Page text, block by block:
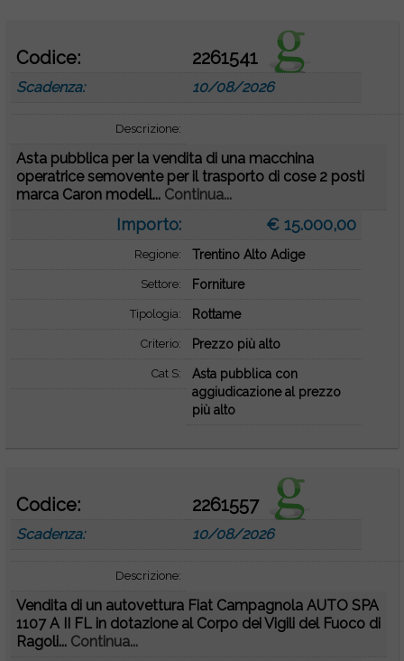
Codice: 2261541
Scadenza: 10/08/2026
Descrizione:
Asta pubblica per la vendita di una macchina
operatrice semovente per il trasporto di cose 2 posti
marca Caron modell... Continua...
Importo: € 15.000,00
Regione: Trentino Alto Adige
Settore: Forniture
Tipologia: Rottame
Criterio: Prezzo più alto
Cat S:
Asta pubblica con
aggiudicazione al prezzo
più alto
Codice: 2261557
Scadenza: 10/08/2026
Descrizione:
Vendita di un autovettura Fiat Campagnola AUTO SPA
1107 A II FL in dotazione al Corpo dei Vigili del Fuoco di
Ragoli... Continua...